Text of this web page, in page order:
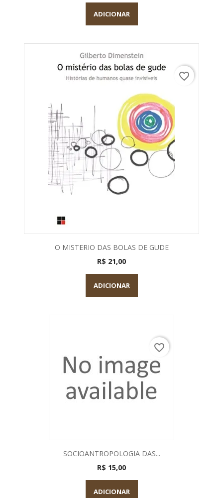
ADICIONAR
O MISTERIO DAS BOLAS DE GUDE
R$ 21,00
ADICIONAR
favorite_border
SOCIOANTROPOLOGIA DAS...
R$ 15,00
ADICIONAR
favorite_border